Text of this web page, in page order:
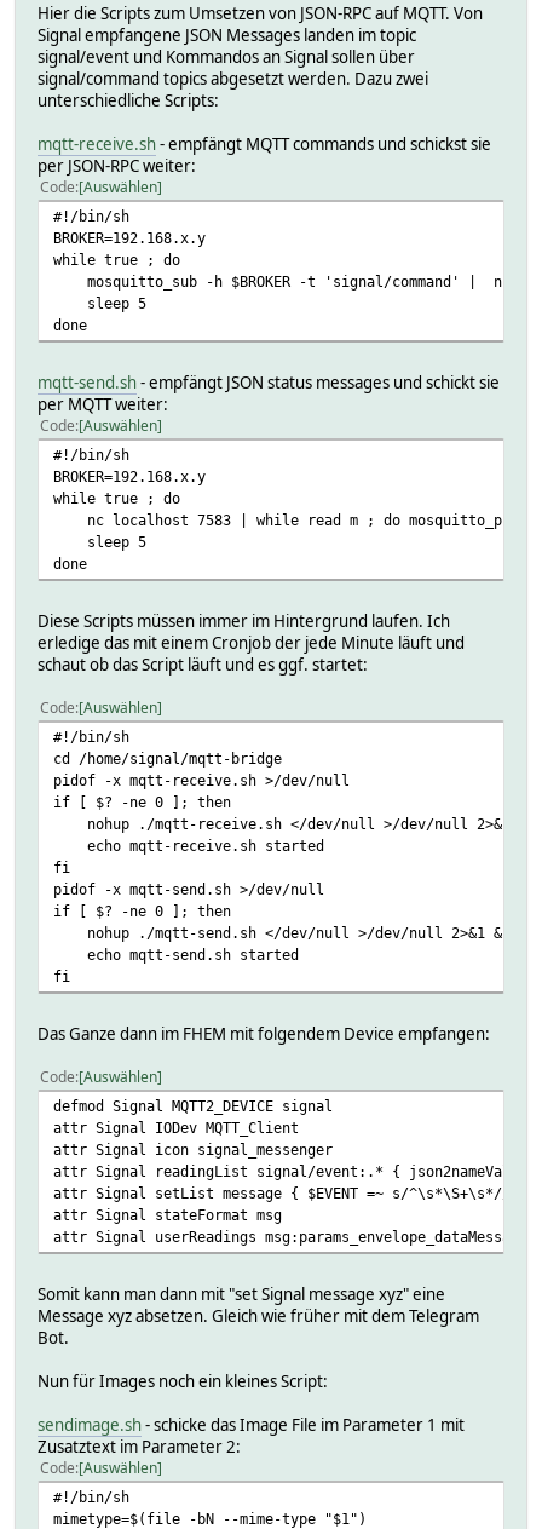
Hier die Scripts zum Umsetzen von JSON-RPC auf MQTT. Von
Signal empfangene JSON Messages landen im topic
signal/event und Kommandos an Signal sollen über
signal/command topics abgesetzt werden. Dazu zwei
unterschiedliche Scripts:
mqtt-receive.sh- empfängt MQTT commands und schickst sie
per JSON-RPC weiter:
Code Auswählen
#!/bin/sh
BROKER=192.168.x.y
while true ; do
mosquitto_sub -h $BROKER -t 'signal/command' | nc -q
sleep 5
done
mqtt-send.sh- empfängt JSON status messages und schickt sie
per MQTT weiter:
Code Auswählen
#!/bin/sh
BROKER=192.168.x.y
while true ; do
nc localhost 7583 | while read m ; do mosquitto_pub -h
sleep 5
done
Diese Scripts müssen immer im Hintergrund laufen. Ich
erledige das mit einem Cronjob der jede Minute läuft und
schaut ob das Script läuft und es ggf. startet:
Code Auswählen
#!/bin/sh
cd /home/signal/mqtt-bridge
pidof -x mqtt-receive.sh >/dev/null
if [ $? -ne 0 ]; then
nohup ./mqtt-receive.sh </dev/null >/dev/null 2>&1 &
echo mqtt-receive.sh started
fi
pidof -x mqtt-send.sh >/dev/null
if [ $? -ne 0 ]; then
nohup ./mqtt-send.sh </dev/null >/dev/null 2>&1 &
echo mqtt-send.sh started
fi
Das Ganze dann im FHEM mit folgendem Device empfangen:
Code Auswählen
defmod Signal MQTT2_DEVICE signal
attr Signal IODev MQTT_Client
attr Signal icon signal_messenger
attr Signal readingList signal/event:.* {
attr Signal setList message { $EVENT =~ s/^\s*\S+\s*//
attr Signal stateFormat msg
attr Signal userReadings
Somit kann man dann mit "set Signal message xyz" eine
Message xyz absetzen. Gleich wie früher mit dem Telegram
Bot.
Nun für Images noch ein kleines Script:
sendimage.sh- schicke das Image File im Parameter 1 mit
Zusatztext im Parameter 2:
Code Auswählen
#!/bin/sh
mimetype=$(file -bN --mime-type "$1")